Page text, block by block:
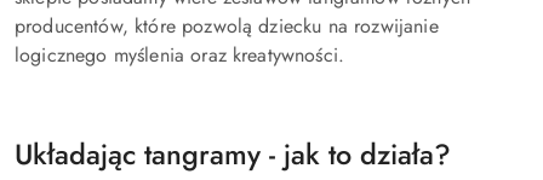
producentów, które pozwolą dziecku na rozwijanie
logicznego myślenia oraz kreatywności.
Układając tangramy - jak to działa?